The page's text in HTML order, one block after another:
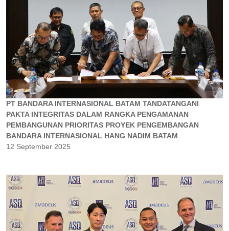
PT BANDARA INTERNASIONAL BATAM TANDATANGANI
PAKTA INTEGRITAS DALAM RANGKA PENGAMANAN
PEMBANGUNAN PRIORITAS PROYEK PENGEMBANGAN
BANDARA INTERNASIONAL HANG NADIM BATAM
12 September 2025